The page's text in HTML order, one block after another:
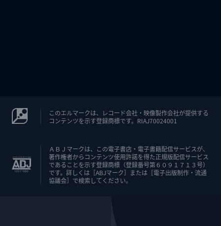
このエルマークは、レコード会社・映像製作会社が提供する
コンテンツを示す登録商標です。RIAJ70024001
ＡＢＪマークは、この電子書店・電子書籍配信サービスが、
著作権者からコンテンツ使用許諾を得た正規版配信サービス
であることを示す登録商標（登録番号第６０９１７１３号）
です。詳しくは［ABJマーク］または［電子出版制作・流通
協議会］で検索してください。